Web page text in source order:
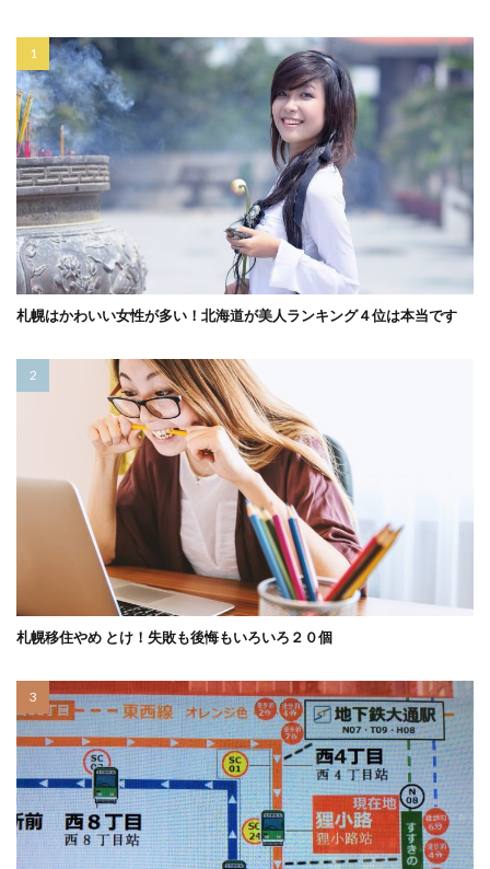
札幌はかわいい女性が多い！北海道が美人ランキング４位は本当です
札幌移住やめ とけ！失敗も後悔もいろいろ２０個